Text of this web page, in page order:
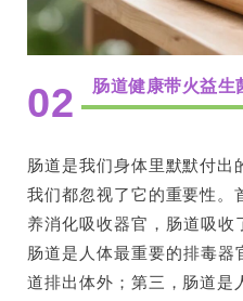
02 肠道健康带火益生
肠道是我们身体里默默付出
我们都忽视了它的重要性。
养消化吸收器官，肠道吸收
肠道是人体最重要的排毒器
道排出体外；第三，肠道是